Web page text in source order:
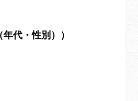
代・性別））